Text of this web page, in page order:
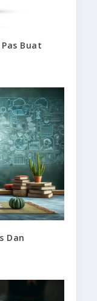
Buat
Dan